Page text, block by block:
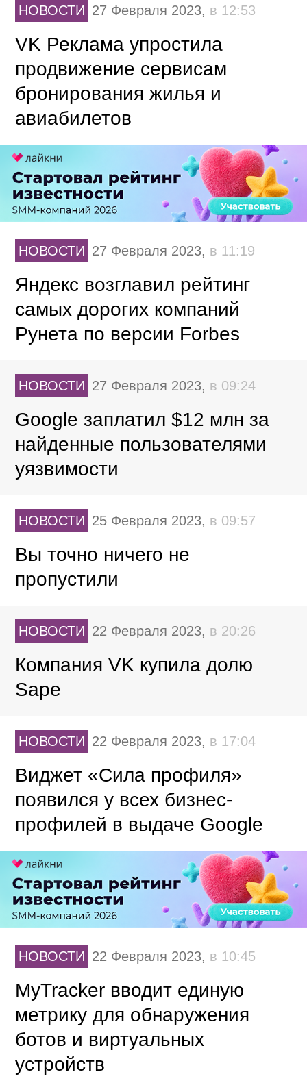
НОВОСТИ 27 Февраля 2023, в 12:53
VK Реклама упростила
продвижение сервисам
бронирования жилья и
авиабилетов
НОВОСТИ 27 Февраля 2023, в 11:19
Яндекс возглавил рейтинг
самых дорогих компаний
Рунета по версии Forbes
НОВОСТИ 27 Февраля 2023, в 09:24
Google заплатил $12 млн за
найденные пользователями
уязвимости
НОВОСТИ 25 Февраля 2023, в 09:57
Вы точно ничего не
пропустили
НОВОСТИ 22 Февраля 2023, в 20:26
Компания VK купила долю
Sape
НОВОСТИ 22 Февраля 2023, в 17:04
Виджет «Сила профиля»
появился у всех бизнес-
профилей в выдаче Google
НОВОСТИ 22 Февраля 2023, в 10:45
MyTracker вводит единую
метрику для обнаружения
ботов и виртуальных
устройств